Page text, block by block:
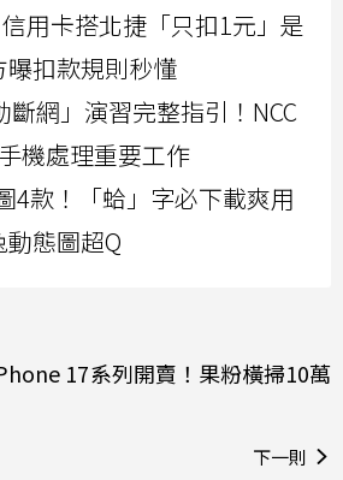
用卡搭北捷「只扣1元」是
扣款規則秒懂
網」演習完整指引！NCC
機處理重要工作
4款！「蛤」字必下載爽用
態圖超Q
17系列開賣！果粉橫掃10萬
下一則